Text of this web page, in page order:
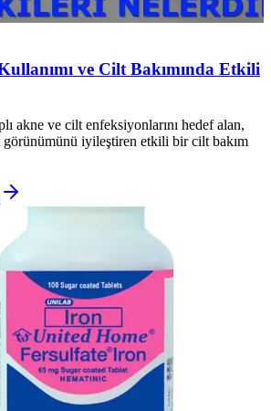
ve Cilt Bakımında Etkili
akne ve cilt enfeksiyonlarını hedef alan,
iyileştiren etkili bir cilt bakım